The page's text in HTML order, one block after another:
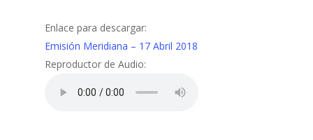
Enlace para descargar:
Emisión Meridiana – 17 Abril 2018
Reproductor de Audio: